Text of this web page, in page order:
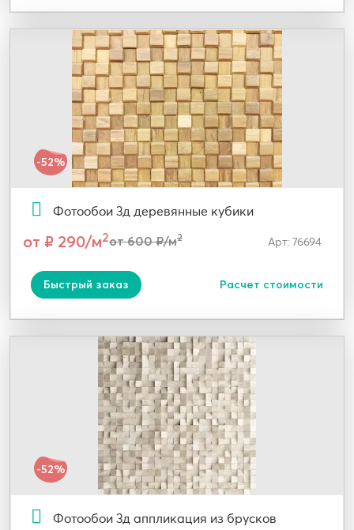
-52%
Фотообои 3д деревянные кубики
от ₽ 290/м2от 600 ₽/м2 Арт: 76694
Быстрый заказ Расчет стоимости
-52%
Фотообои 3д аппликация из брусков